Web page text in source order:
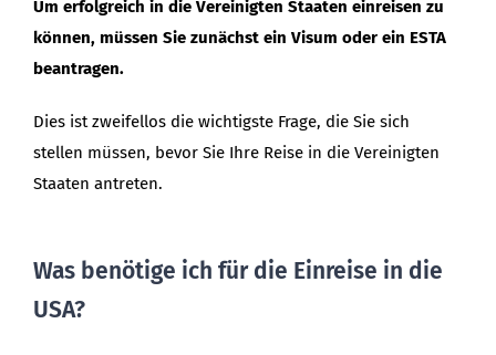
Um erfolgreich in die Vereinigten Staaten einreisen zu
können, müssen Sie zunächst ein Visum oder ein ESTA
beantragen.
Dies ist zweifellos die wichtigste Frage, die Sie sich
stellen müssen, bevor Sie Ihre Reise in die Vereinigten
Staaten antreten.
Was benötige ich für die Einreise in die
USA?